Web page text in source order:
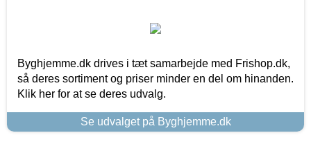
Byghjemme.dk drives i tæt samarbejde med Frishop.dk,
så deres sortiment og priser minder en del om hinanden.
Klik her for at se deres udvalg.
Se udvalget på Byghjemme.dk